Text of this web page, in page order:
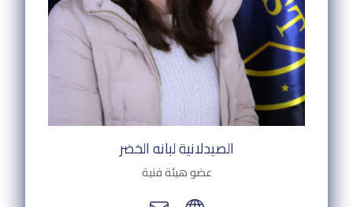
الصيدلانية لبانه الخضر
عضو هيئة فنية